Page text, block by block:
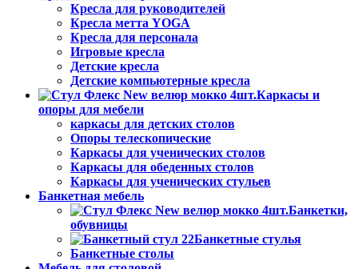
Кресла для руководителей
Кресла метта YOGA
Кресла для персонала
Игровые кресла
Детские кресла
Детские компьютерные кресла
Каркасы и
опоры для мебели
каркасы для детских столов
Опоры телескопические
Каркасы для ученических столов
Каркасы для обеденных столов
Каркасы для ученических стульев
Банкетная мебель
Банкетки,
обувницы
Банкетные стулья
Банкетные столы